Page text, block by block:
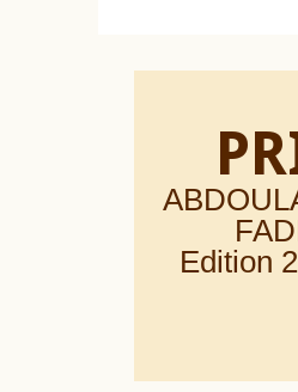
Edition